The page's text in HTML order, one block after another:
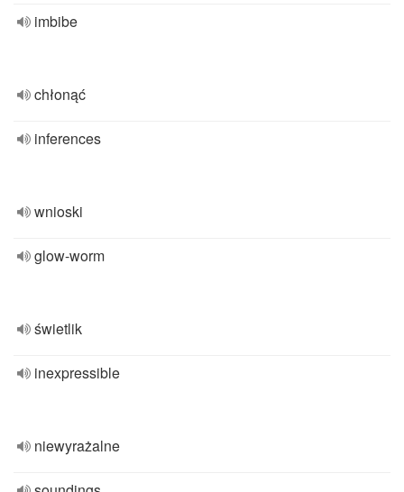
imbibe
chłonąć
inferences
wnioski
glow-worm
świetlik
inexpressible
niewyrażalne